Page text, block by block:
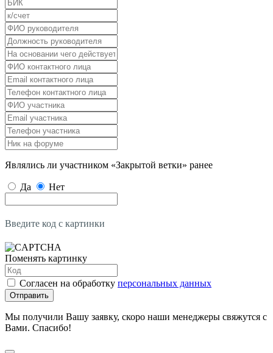
Являлись ли участником «Закрытой ветки» ранее
Да Нет
Введите код с картинки
Поменять картинку
Согласен на обработку персональных данных
Отправить
Мы получили Вашу заявку, скоро наши менеджеры свяжутся с
Вами. Спасибо!